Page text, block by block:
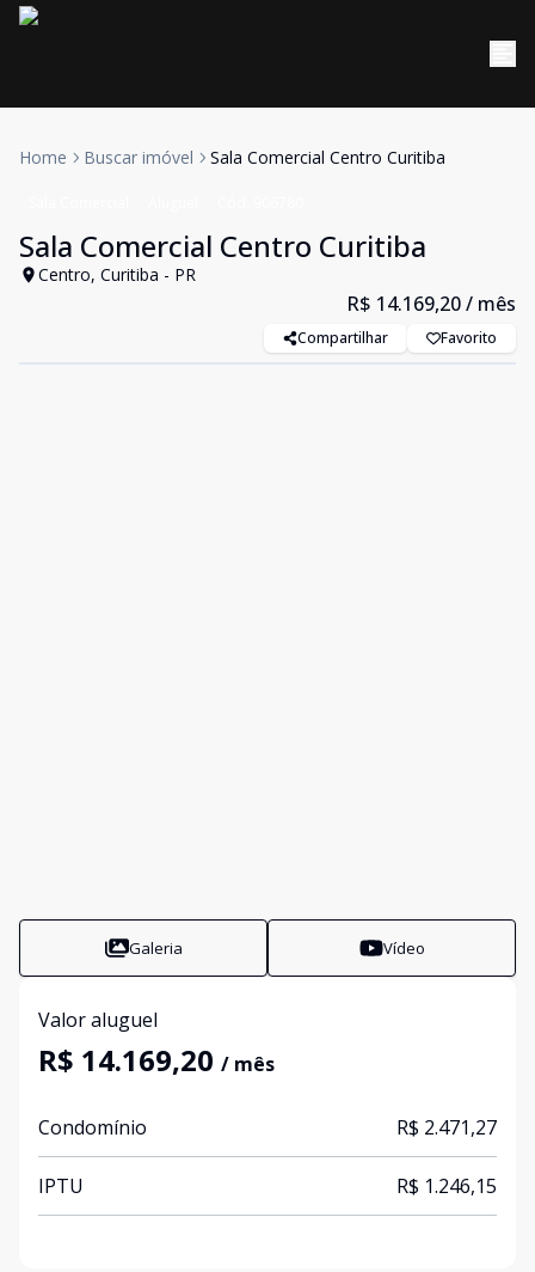
Home Buscar imóvel Sala Comercial Centro Curitiba
Sala Comercial Centro Curitiba
Centro, Curitiba - PR
R$ 14.169,20/ mês
Compartilhar Favorito
Galeria Vídeo
Valor aluguel
R$ 14.169,20 / mês
Condomínio R$ 2.471,27
IPTU R$ 1.246,15